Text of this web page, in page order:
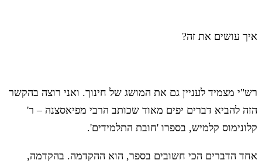
איך עושים את זה?
רש"י מצמיד לעניין גם את המושג של חינוך. ואני רוצה בהקשר
הזה להביא דברים יפים מאוד שכותב הרבי מפיאסצנה – ר'
קלונימוס קלמיש, בספרו 'חובת התלמידים'.
אחד הדברים הכי חשובים בספר, הוא ההקדמה. בהקדמה,